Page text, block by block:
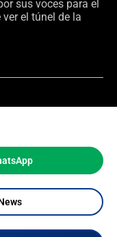
sus voces para el
el túnel de la